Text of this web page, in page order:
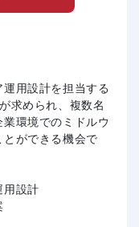
用設計を担当する
求められ、複数名
環境でのミドルウ
とができる機会で
用設計